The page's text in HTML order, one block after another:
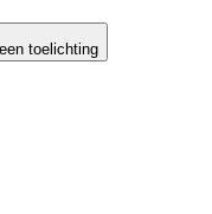
toelichting